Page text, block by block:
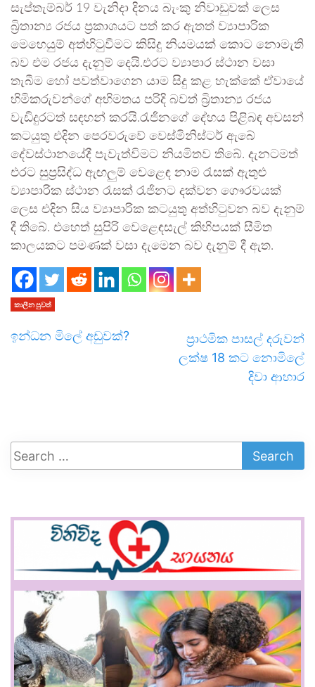
සැප්තැම්බර් 19 වැනිදා දිනය බැංකු නිවාඩුවක් ලෙස
බ්‍රිතාන්‍ය රජය ප්‍රකාශයට පත් කර ඇතත් ව්‍යාපාරික
මෙහෙයුම් අත්හිටුවීමට කිසිදු නියමයක් කොට නොමැති
බව එම රජය දැනුම් දෙයි.එරට ව්‍යාපාර ස්ථාන වසා
තැබීම හෝ පවත්වාගෙන යාම සිදු කළ හැක්කේ ඒවායේ
හිමිකරුවන්ගේ අභිමතය පරිදි බවත් බ්‍රිතාන්‍ය රජය
වැඩිදුරටත් සඳහන් කරයි.රැජිනගේ දේහය පිළිබඳ අවසන්
කටයුතු එදින පෙරවරුවේ වෙස්මිනිස්ටර් ඇබේ
දේවස්ථානයේදී පැවැත්විමට නියමිතව තිබේ. දැනටමත්
එරට සුප්‍රසිද්ධ ඇඟලුම් වෙළෙඳ නාම රැසක් ඇතුළු
ව්‍යාපාරික ස්ථාන රැසක් රැජිනට දක්වන ගෞරවයක්
ලෙස එදින සිය ව්‍යාපාරික කටයුතු අත්හිටුවන බව දැනුම්
දී තිබේ. එහෙත් සුපිරි වෙළෙඳසැල් කිහිපයක් සීමිත
කාලයකට පමණක් වසා දැමෙන බව දැනුම් දී ඇත.
කාලීන පුවත්
ඉන්ධන මිලේ අඩුවක්?
ප්‍රාථමික පාසල් දරුවන්
ලක්ෂ 18 කට නොමිලේ
දිවා ආහාර